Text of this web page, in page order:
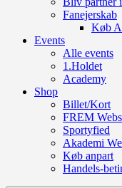
Fanejerskab
Køb
Events
Alle events
1.Holdet
Academy
Shop
Billet/Kort
FREM
Sportyfied
Akademi
Køb anpart
Handels-